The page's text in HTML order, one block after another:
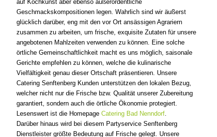
auf Kochkunst aber ebenso außerordentliche
Geschmackskompositionen legen. Wahrlich sind wir äußerst
glücklich darüber, eng mit den vor Ort ansässigen Agrariern
zusammen zu arbeiten, um frische, exquisite Zutaten für unsere
angebotenen Mahlzeiten verwenden zu können. Eine solche
örtliche Gemeinschaftlichkeit macht es uns möglich, saisonale
Gerichte empfehlen zu können, welche die kulinarische
Vielfältigkeit genau dieser Ortschaft präsentieren. Unsere
Catering Senftenberg Kunden unterstützen den lokalen Bezug,
welcher nicht nur die Frische bzw. Qualität unserer Zubereitung
garantiert, sondern auch die örtliche Ökonomie protegiert.
Lesenswert ist die Homepage Catering Bad Nenndorf.
Darüber hinaus wird bei diesem Partyservice Senftenberg
Dienstleister größte Bedeutung auf Frische gelegt. Unsere